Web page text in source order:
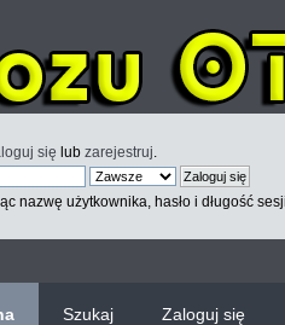
się lub zarejestruj
nazwę użytkownika, hasło i długość
Szukaj Zaloguj się